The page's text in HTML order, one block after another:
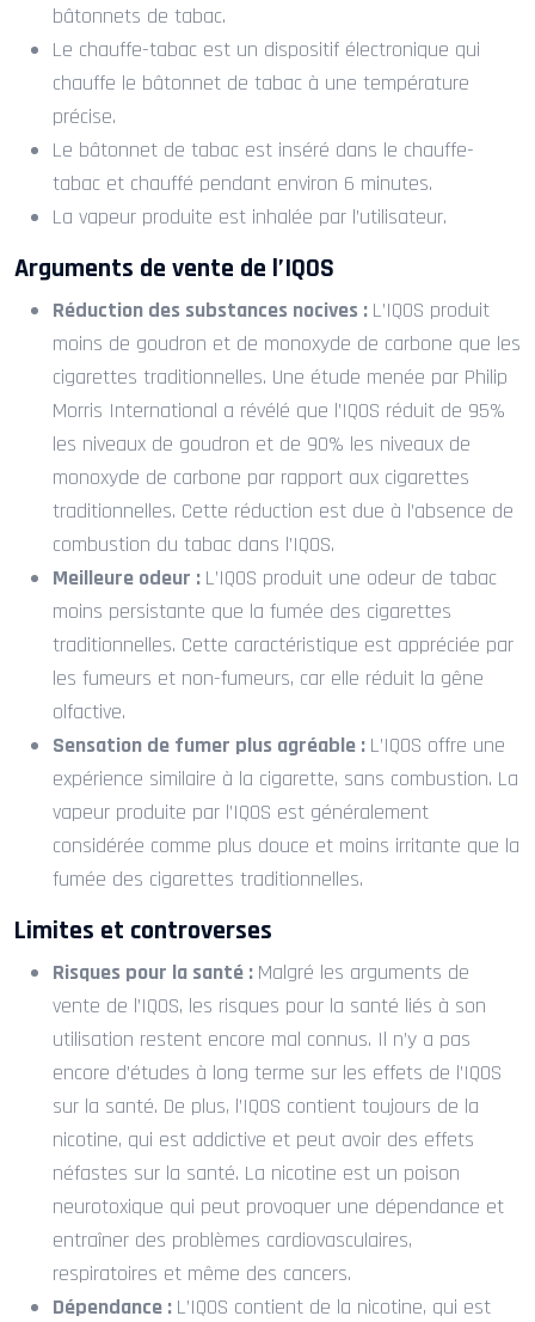
bâtonnets de tabac.
Le chauffe-tabac est un dispositif électronique qui
chauffe le bâtonnet de tabac à une température
précise.
Le bâtonnet de tabac est inséré dans le chauffe-
tabac et chauffé pendant environ 6 minutes.
La vapeur produite est inhalée par l’utilisateur.
Arguments de vente de l’IQOS
Réduction des substances nocives : L’IQOS produit
moins de goudron et de monoxyde de carbone que les
cigarettes traditionnelles. Une étude menée par Philip
Morris International a révélé que l’IQOS réduit de 95%
les niveaux de goudron et de 90% les niveaux de
monoxyde de carbone par rapport aux cigarettes
traditionnelles. Cette réduction est due à l’absence de
combustion du tabac dans l’IQOS.
Meilleure odeur : L’IQOS produit une odeur de tabac
moins persistante que la fumée des cigarettes
traditionnelles. Cette caractéristique est appréciée par
les fumeurs et non-fumeurs, car elle réduit la gêne
olfactive.
Sensation de fumer plus agréable : L’IQOS offre une
expérience similaire à la cigarette, sans combustion. La
vapeur produite par l’IQOS est généralement
considérée comme plus douce et moins irritante que la
fumée des cigarettes traditionnelles.
Limites et controverses
Risques pour la santé : Malgré les arguments de
vente de l’IQOS, les risques pour la santé liés à son
utilisation restent encore mal connus. Il n’y a pas
encore d’études à long terme sur les effets de l’IQOS
sur la santé. De plus, l’IQOS contient toujours de la
nicotine, qui est addictive et peut avoir des effets
néfastes sur la santé. La nicotine est un poison
neurotoxique qui peut provoquer une dépendance et
entraîner des problèmes cardiovasculaires,
respiratoires et même des cancers.
Dépendance : L’IQOS contient de la nicotine, qui est